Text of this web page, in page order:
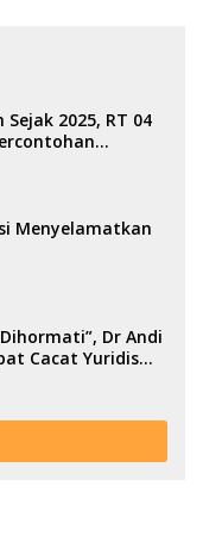
2025, RT 04
Menyelamatkan
Dr Andi
Cacat Yuridis